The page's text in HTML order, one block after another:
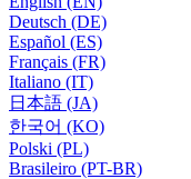
Deutsch (DE)
Español (ES)
Français (FR)
Italiano (IT)
日本語 (JA)
한국어 (KO)
Polski (PL)
Brasileiro (PT-BR)